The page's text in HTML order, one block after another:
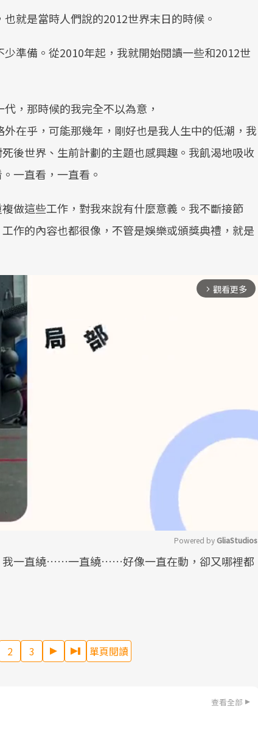
就是當時人們說的2012世界末日的時候。
準備。從2010年起，我就開始閱讀一些和2012世
，那時候的我完全不以為意，
在乎，可能那幾年，剛好也是我人生中的低潮，我
後世界、生前計劃的主題也感興趣。我飢渴地吸收
一直看，一直看。
做這些工作，對我來說有什麼意義。我不斷接節
作的內容也都很像，不管是娛樂或頒獎典禮，就是
arrow_forward_ios 觀看更多
Powered by GliaStudios
我一直繞……一直繞……好像一直在動，卻又哪裡都
2 3 單頁閱讀
查看全部